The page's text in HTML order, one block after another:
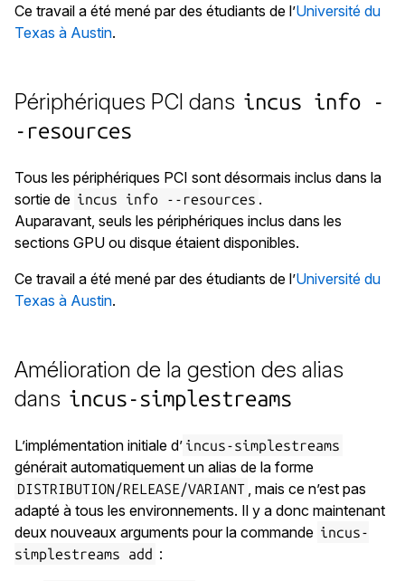
Ce travail a été mené par des étudiants de l’Université du
Texas à Austin.
Périphériques PCI dans incus info -
-resources
Tous les périphériques PCI sont désormais inclus dans la
sortie de incus info --resources .
Auparavant, seuls les périphériques inclus dans les
sections GPU ou disque étaient disponibles.
Ce travail a été mené par des étudiants de l’Université du
Texas à Austin.
Amélioration de la gestion des alias
dans incus-simplestreams
L’implémentation initiale d’ incus-simplestreams
générait automatiquement un alias de la forme
DISTRIBUTION/RELEASE/VARIANT
, mais ce n’est pas
adapté à tous les environnements. Il y a donc maintenant
deux nouveaux arguments pour la commande incus-
simplestreams add :